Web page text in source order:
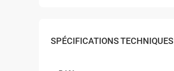
SPÉCIFICATIONS TECHNIQUES